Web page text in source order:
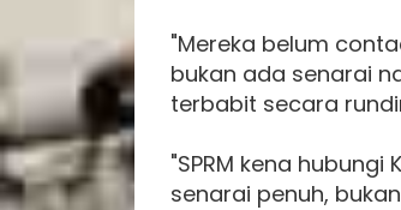
"Mereka belum
bukan ada senarai
terbabit secara
"SPRM kena
senarai penuh,